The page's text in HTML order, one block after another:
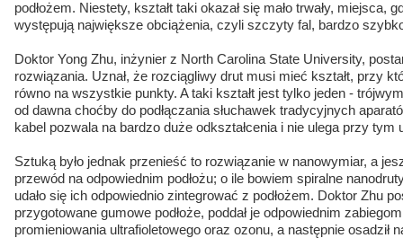
podłożem. Niestety, kształt taki okazał się mało trwały, miejsca,
występują największe obciążenia, czyli szczyty fal, bardzo
Doktor Yong Zhu, inżynier z North Carolina State University,
rozwiązania. Uznał, że rozciągliwy drut musi mieć kształt, przy
równo na wszystkie punkty. A taki kształt jest tylko jeden -
od dawna choćby do podłączania słuchawek tradycyjnych
kabel pozwala na bardzo duże odkształcenia i nie ulega przy tym
Sztuką było jednak przenieść to rozwiązanie w nanowymiar, a
przewód na odpowiednim podłożu; o ile bowiem spiralne
udało się ich odpowiednio zintegrować z podłożem. Doktor Zhu
przygotowane gumowe podłoże, poddał je odpowiednim
promieniowania ultrafioletowego oraz ozonu, a następnie osadził